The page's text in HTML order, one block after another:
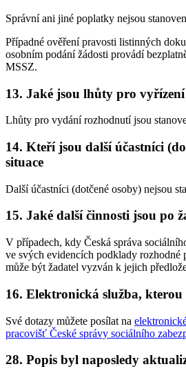
Správní ani jiné poplatky nejsou
Případné ověření pravosti listinných
osobním podání žádosti provádí
MSSZ.
13. Jaké jsou lhůty pro vyřízení
Lhůty pro vydání rozhodnutí jsou
14. Kteří jsou další účastníci
situace
Další účastníci (dotčené osoby) nejsou
15. Jaké další činnosti jsou po
V případech, kdy Česká správa
ve svých evidencích podklady rozhodné
může být žadatel vyzván k jejich
16. Elektronická služba, kterou
Své dotazy můžete posílat na
pracovišť České správy sociálního
28. Popis byl naposledy